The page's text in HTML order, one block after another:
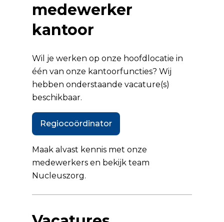
medewerker
kantoor
Wil je werken op onze hoofdlocatie in
één van onze kantoorfuncties? Wij
hebben onderstaande vacature(s)
beschikbaar.
Regiocoördinator
Maak alvast kennis met onze
medewerkers en bekijk team
Nucleuszorg.